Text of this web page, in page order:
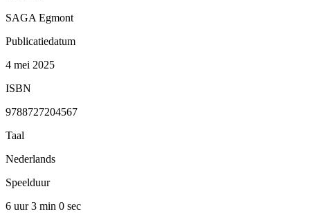
SAGA Egmont
Publicatiedatum
4 mei 2025
ISBN
9788727204567
Taal
Nederlands
Speelduur
6 uur 3 min 0 sec